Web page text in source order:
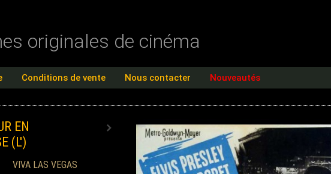
originales de cinéma
Conditions de vente Nous contacter Nouveautés
EN
(L')
VIVA LAS VEGAS